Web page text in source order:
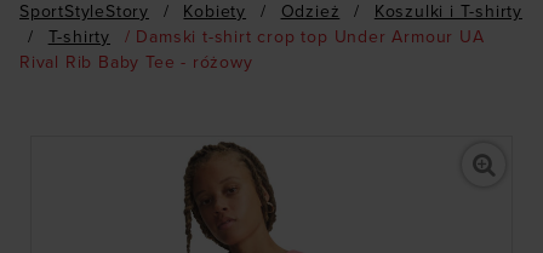
SportStyleStory / Kobiety / Odzież /
Koszulki i T-shirty
/
T-shirty / Damski t-shirt crop top Under Armour UA
Rival Rib Baby Tee - różowy